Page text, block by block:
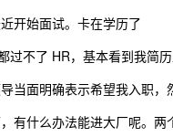
开始面试。卡在学历了
不了 HR，基本看到我简
当面明确表示希望我入职，
有什么办法能进大厂呢。两